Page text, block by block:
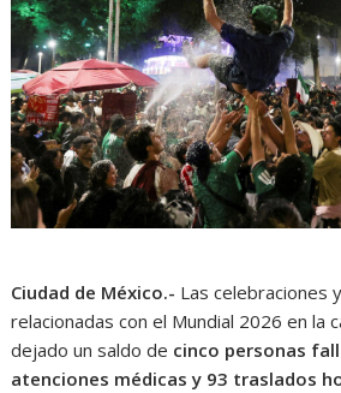
Ciudad de México.- Las celebraciones
relacionadas con el Mundial 2026 en la
dejado un saldo de cinco personas
atenciones médicas y 93 traslados